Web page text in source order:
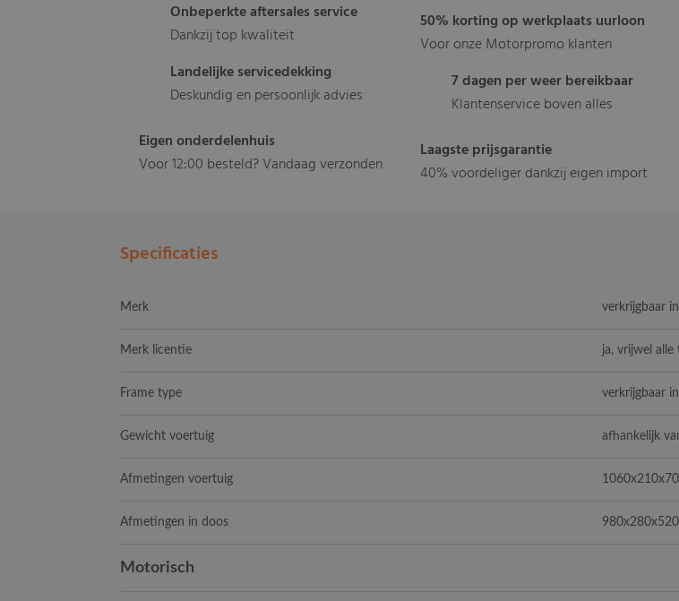
Onbeperkte aftersales service
Dankzij top kwaliteit
Landelijke servicedekking
Deskundig en persoonlijk advies
Eigen onderdelenhuis
Voor 12:00 besteld? Vandaag verzonden
50% korting op werkplaats uurloon
Voor onze Motorpromo klanten
7 dagen per weer bereikbaar
Klantenservice boven alles
Laagste prijsgarantie
40% voordeliger dankzij eigen import
Specificaties
Merk verkrijgbaar
Merk licentie ja, vrijwel alle
Frame type verkrijgbaar
Gewicht voertuig afhankelijk
Afmetingen voertuig
Afmetingen in doos 980x280x520
Motorisch